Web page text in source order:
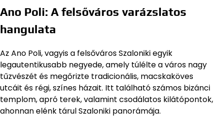
Ano Poli: A felsőváros varázslatos
hangulata
Az Ano Poli, vagyis a felsőváros Szaloniki egyik
legautentikusabb negyede, amely túlélte a város nagy
tűzvészét és megőrizte tradicionális, macskaköves
utcáit és régi, színes házait. Itt található számos bizánci
templom, apró terek, valamint csodálatos kilátópontok,
ahonnan elénk tárul Szaloniki panorámája.